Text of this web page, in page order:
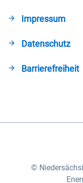
Impressum
Datenschutz
Barrierefreiheit